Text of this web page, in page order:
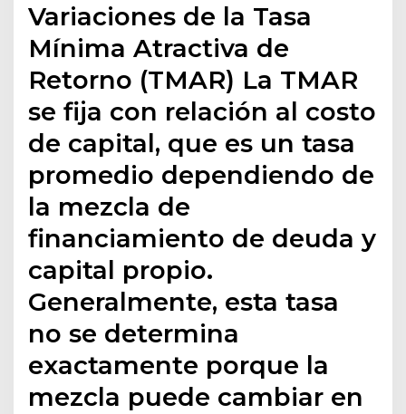
Variaciones de la Tasa
Mínima Atractiva de
Retorno (TMAR) La TMAR
se fija con relación al costo
de capital, que es un tasa
promedio dependiendo de
la mezcla de
financiamiento de deuda y
capital propio.
Generalmente, esta tasa
no se determina
exactamente porque la
mezcla puede cambiar en